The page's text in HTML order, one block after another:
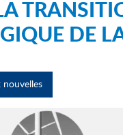
DE
nouvelles